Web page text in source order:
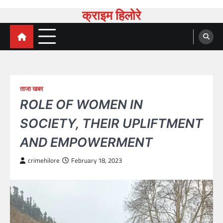
क्राइम हिलोरे
ताजा खबर
ROLE OF WOMEN IN
SOCIETY, THEIR UPLIFTMENT
AND EMPOWERMENT
crimehilore February 18, 2023